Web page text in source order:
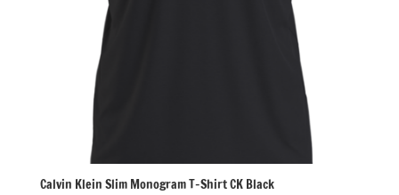
Calvin Klein Slim Monogram T-Shirt CK Black